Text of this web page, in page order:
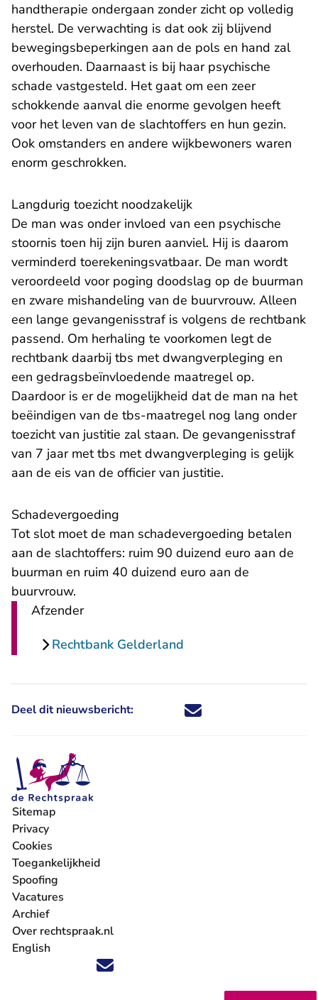
handtherapie ondergaan zonder zicht op volledig
herstel. De verwachting is dat ook zij blijvend
bewegingsbeperkingen aan de pols en hand zal
overhouden. Daarnaast is bij haar psychische
schade vastgesteld. Het gaat om een zeer
schokkende aanval die enorme gevolgen heeft
voor het leven van de slachtoffers en hun gezin.
Ook omstanders en andere wijkbewoners waren
enorm geschrokken.
Langdurig toezicht noodzakelijk
De man was onder invloed van een psychische
stoornis toen hij zijn buren aanviel. Hij is daarom
verminderd toerekeningsvatbaar. De man wordt
veroordeeld voor poging doodslag op de buurman
en zware mishandeling van de buurvrouw. Alleen
een lange gevangenisstraf is volgens de rechtbank
passend. Om herhaling te voorkomen legt de
rechtbank daarbij tbs met dwangverpleging en
een gedragsbeïnvloedende maatregel op.
Daardoor is er de mogelijkheid dat de man na het
beëindigen van de tbs-maatregel nog lang onder
toezicht van justitie zal staan. De gevangenisstraf
van 7 jaar met tbs met dwangverpleging is gelijk
aan de eis van de officier van justitie.
Schadevergoeding
Tot slot moet de man schadevergoeding betalen
aan de slachtoffers: ruim 90 duizend euro aan de
buurman en ruim 40 duizend euro aan de
buurvrouw.
Afzender
Rechtbank Gelderland
Deel dit nieuwsbericht: Deel dit nieuwsbericht via X -
Deel dit nieuwsbericht via
Deel dit nieuwsbericht
Deel dit
Volg ons op X (Twitter) - U verlaat Rechtspraak.nl
Volg ons op Facebook - U verlaat Rechtspraak.nl
Volg ons op Instagram - U verlaat Rechtspraak.nl
Volg ons op Youtube - U verlaat Rechtspraak.nl
Volg ons op LinkedIn - U verlaat
'Blijf op de hoogte' nieuwsbrief - U verlaat
Sitemap
Privacy
Cookies
Toegankelijkheid
Spoofing
Vacatures
- U verlaat Rechtspraak.nl
Archief
Over rechtspraak.nl
English